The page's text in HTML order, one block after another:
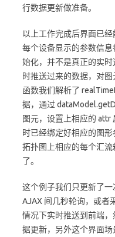
行数据更新做准备。
以上工作完成后界面已
每个设备显示的参数信
始化，并不是真正的实
时推送过来的数据，对
函数我们解析了
据，通过
图元，设置上相应的 attr
时已经绑定好相应的图形
拓扑图上相应的每个汇
了。
这个例子我们只更新了
AJAX 间几秒轮询，或者
情况下实时推送到前端
据更新，另外这个界面